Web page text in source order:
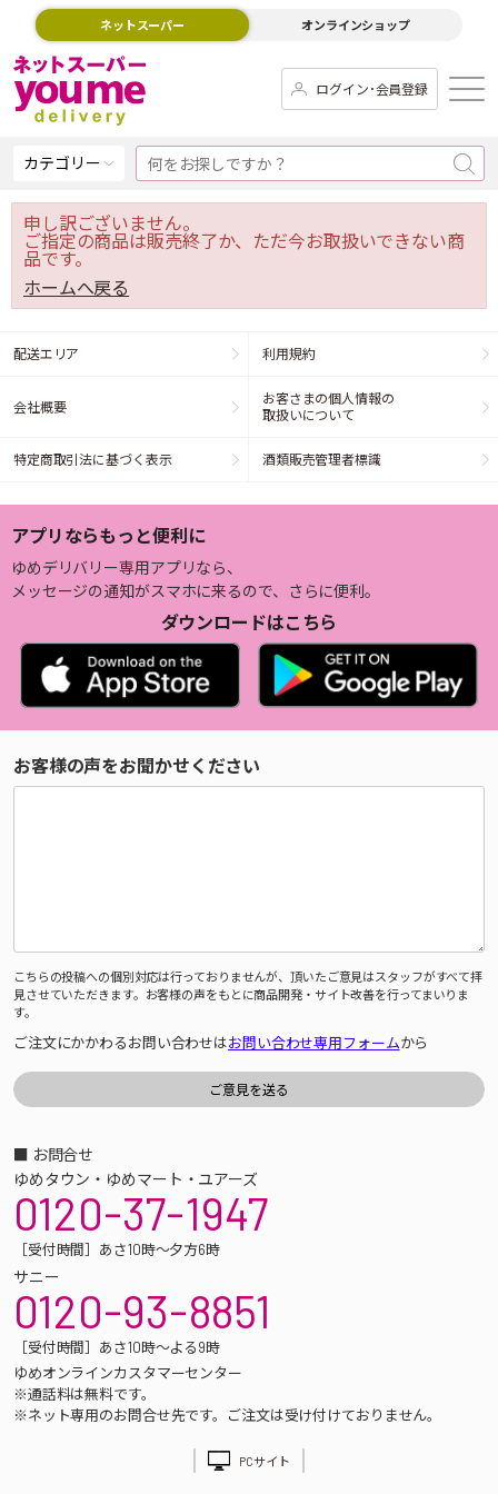
ネットスーパー オンラインショップ
ログイン･会員登録
カテゴリー
申し訳ございません。
ご指定の商品は販売終了か、ただ今お取扱いできない商
品です。
ホームへ戻る
配送エリア 利用規約
会社概要
お客さまの個人情報の
取扱いについて
特定商取引法に基づく表示 酒類販売管理者標識
アプリならもっと便利に
ゆめデリバリー専用アプリなら、
メッセージの通知がスマホに来るので、さらに便利。
ダウンロードはこちら
お客様の声をお聞かせください
こちらの投稿への個別対応は行っておりませんが、頂いたご意見はスタッフがすべて拝
見させていただきます。お客様の声をもとに商品開発・サイト改善を行ってまいりま
す。
ご注文にかかわるお問い合わせはお問い合わせ専用フォームから
■ お問合せ
ゆめタウン・ゆめマート・ユアーズ
0120-37-1947
［受付時間］あさ10時～夕方6時
サニー
0120-93-8851
［受付時間］あさ10時～よる9時
ゆめオンラインカスタマーセンター
※通話料は無料です。
※ネット専用のお問合せ先です。ご注文は受け付けておりません。
PCサイト